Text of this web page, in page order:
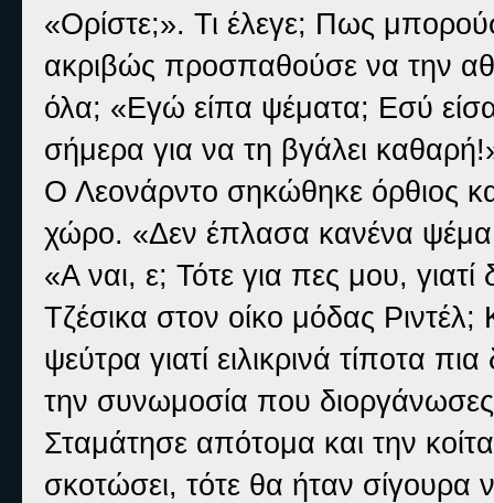
«Ορίστε;». Τι έλεγε; Πως
ακριβώς προσπαθούσε να την
όλα; «Εγώ είπα ψέματα; Εσύ
σήμερα για να τη βγάλει
Ο Λεονάρντο σηκώθηκε όρθιος
χώρο. «Δεν έπλασα κανένα
«Α ναι, ε; Τότε για πες μου,
Τζέσικα στον οίκο μόδας Ριντέλ;
ψεύτρα γιατί ειλικρινά τίποτα
την συνωμοσία που διοργάνωσες
Σταμάτησε απότομα και την
σκοτώσει, τότε θα ήταν σίγουρα